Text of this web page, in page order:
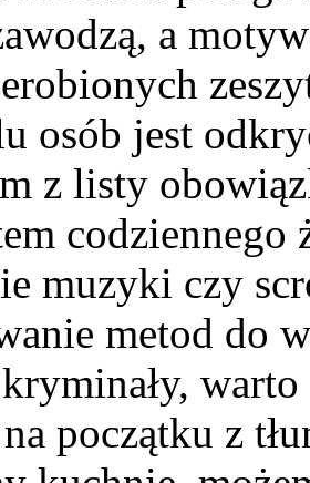
a
osób jest
z listy
muzyki czy
metod do
początku z